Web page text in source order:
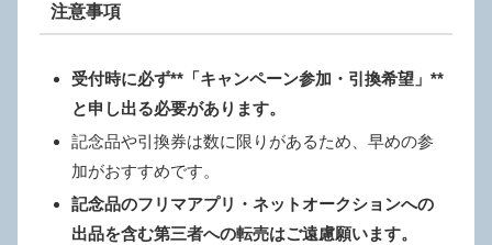
注意事項
受付時に必ず**「キャンペーン参加・引換希望」**
と申し出る必要があります。
記念品や引換券は数に限りがあるため、早めの参
加がおすすめです。
記念品のフリマアプリ・ネットオークションへの
出品を含む第三者への転売はご遠慮願います。